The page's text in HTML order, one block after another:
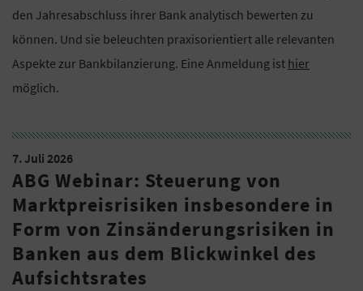
den Jahresabschluss ihrer Bank analytisch bewerten zu
können. Und sie beleuchten praxisorientiert alle relevanten
Aspekte zur Bankbilanzierung. Eine Anmeldung ist hier
möglich.
7. Juli 2026
ABG Webinar: Steuerung von
Marktpreisrisiken insbesondere in
Form von Zinsänderungsrisiken in
Banken aus dem Blickwinkel des
Aufsichtsrates